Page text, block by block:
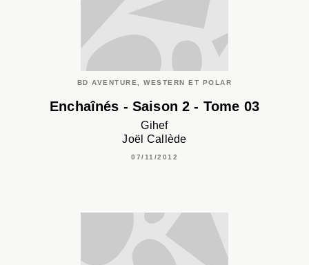
BD AVENTURE, WESTERN ET POLAR
Enchaînés - Saison 2 - Tome 03
Gihef
Joël Callède
07/11/2012